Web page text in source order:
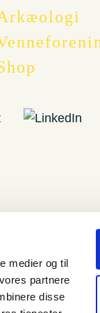
medier og til
partnere
disse